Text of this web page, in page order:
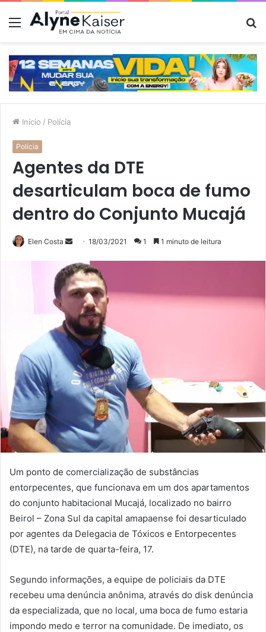
Menu
Início / Polícia
Polícia
Agentes da DTE
desarticulam boca de fumo
dentro do Conjunto Mucajá
Elen Costa
Mande
e-
mail
18/03/2021 1 1 minuto de leitura
Um ponto de comercialização de substâncias
entorpecentes, que funcionava em um dos apartamentos
do conjunto habitacional Mucajá, localizado no bairro
Beirol – Zona Sul da capital amapaense foi desarticulado
por agentes da Delegacia de Tóxicos e Entorpecentes
(DTE), na tarde de quarta-feira, 17.
Segundo informações, a equipe de policiais da DTE
recebeu uma denúncia anônima, através do disk denúncia
da especializada, que no local, uma boca de fumo estaria
impondo medo e terror na comunidade. De imediato, os